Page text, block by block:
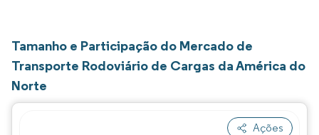
Tamanho e Participação do Mercado de
Transporte Rodoviário de Cargas da América do
Norte
Ações